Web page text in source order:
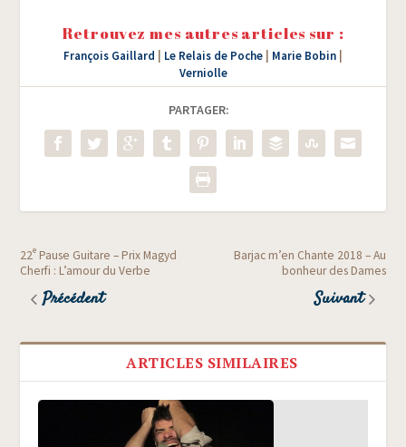
Retrouvez mes autres articles sur :
François Gaillard Le Relais de Poche Marie Bobin
Verniolle
PARTAGER:
22e Pause Guitare – Prix Magyd
Cherfi : L’amour du Verbe
Précédent
Barjac m’en Chante 2018 – Au
bonheur des Dames
Suivant
ARTICLES SIMILAIRES